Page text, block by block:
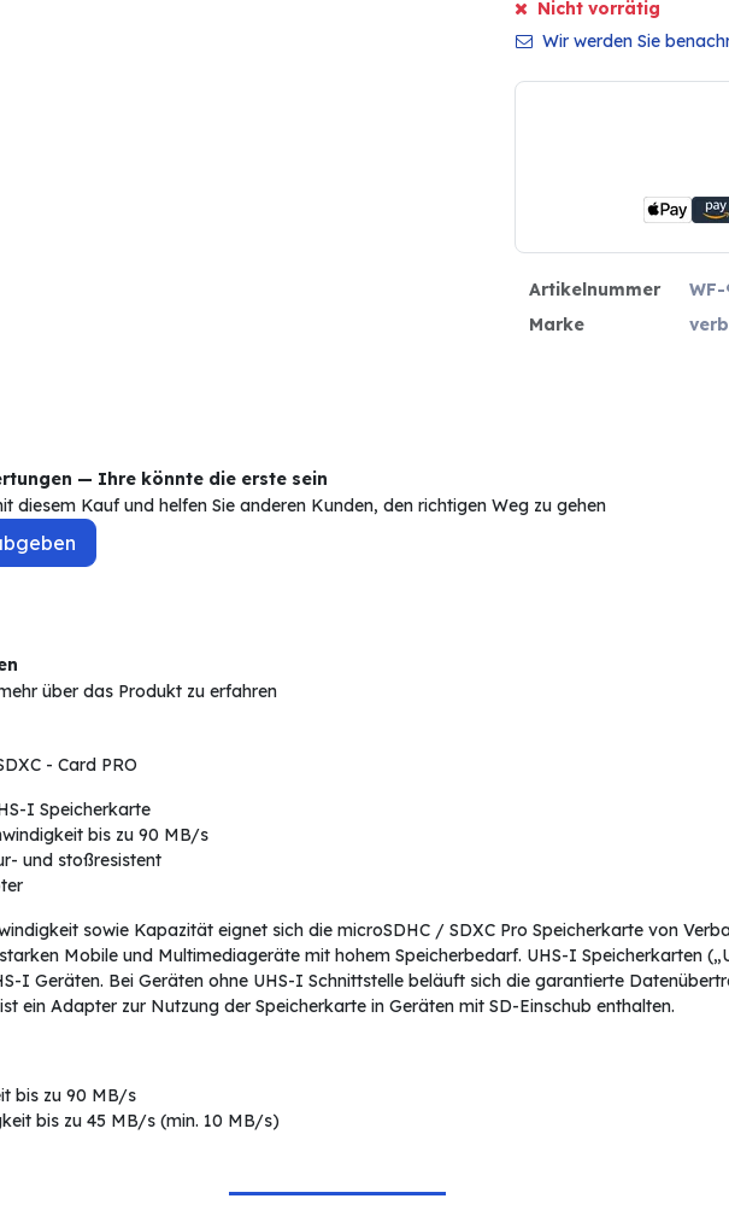
Nicht vorrätig
Wir werden Sie
Artikelnummer
Marke
— Ihre könnte die erste sein
diesem Kauf und helfen Sie anderen Kunden, den richtigen Weg zu gehen
über das Produkt zu erfahren
- Card PRO
I Speicherkarte
bis zu 90 MB/s
und stoßresistent
sowie Kapazität eignet sich die microSDHC / SDXC Pro Speicherkarte von
Mobile und Multimediageräte mit hohem Speicherbedarf. UHS-I Speicherkarten
I Geräten. Bei Geräten ohne UHS-I Schnittstelle beläuft sich die garantierte
ein Adapter zur Nutzung der Speicherkarte in Geräten mit SD-Einschub enthalten.
bis zu 90 MB/s
bis zu 45 MB/s (min. 10 MB/s)